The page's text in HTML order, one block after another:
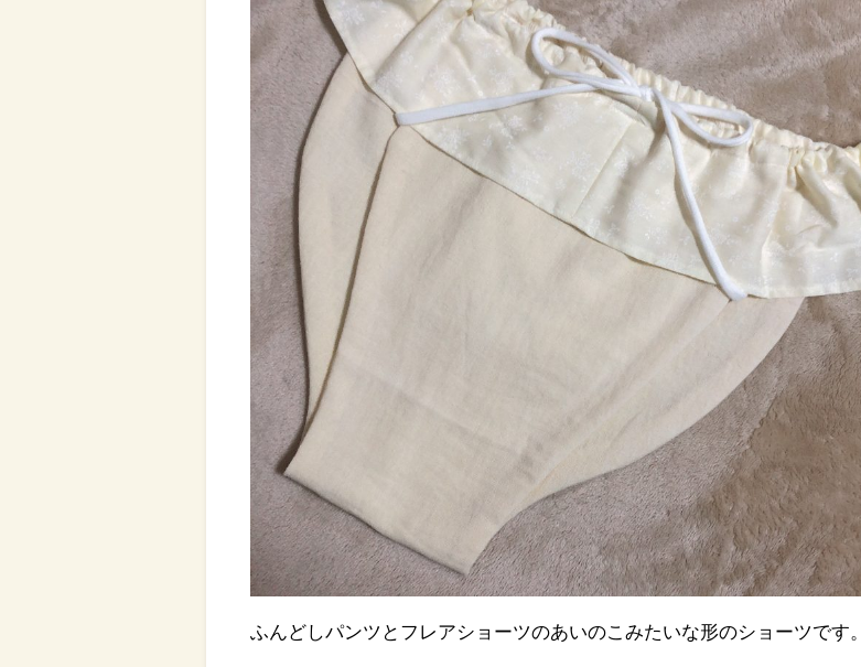
ふんどしパンツとフレアショーツのあいのこみたいな形のショーツです。